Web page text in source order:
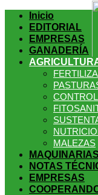
women.patekphilippe.to
dining room table
Inicio
EDITORIAL
EMPRESAS
GANADERÍA
MALEZAS
MAQUINARIAS
NOTAS
EMPRESAS